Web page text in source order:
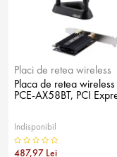
Placi de retea wireless
Placa de retea wireless
PCE-AX58BT, PCI
Indisponibil
487,97 Lei